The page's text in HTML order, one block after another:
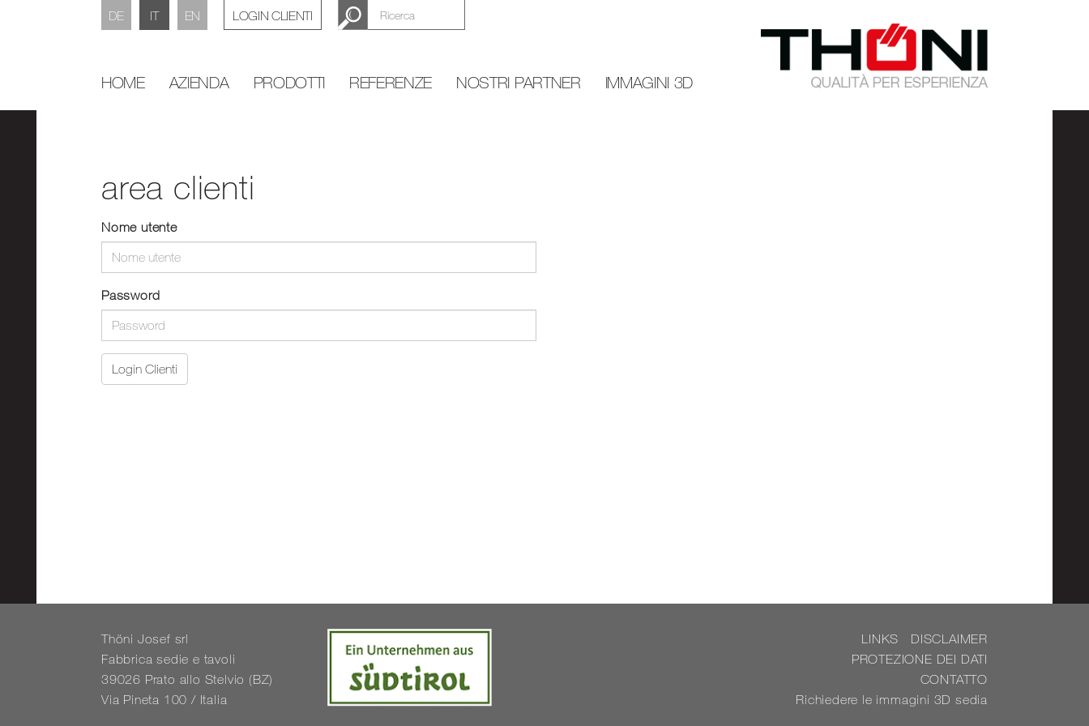
DE IT EN LOGIN CLIENTI
HOME AZIENDA PRODOTTI REFERENZE NOSTRI PARTNER IMMAGINI 3D
area clienti
Nome utente
Password
Login Clienti
Thöni Josef srl
Fabbrica sedie e tavoli
39026 Prato allo Stelvio (BZ)
Via Pineta 100 / Italia
LINKS
DISCLAIMER
PROTEZIONE DEI DATI
CONTATTO
Richiedere le immagini 3D sedia